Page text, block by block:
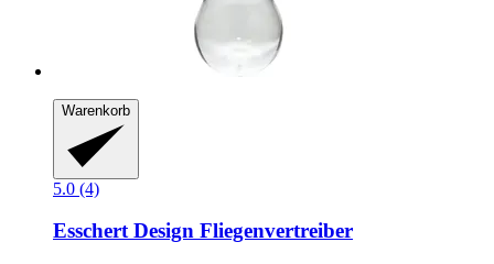
Warenkorb
5.0 (4)
Esschert Design Fliegenvertreiber